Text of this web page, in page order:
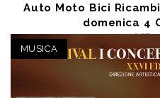
Auto Moto Bici
domenica 4
OCT
Busto Arsizio
posto
MUSICA